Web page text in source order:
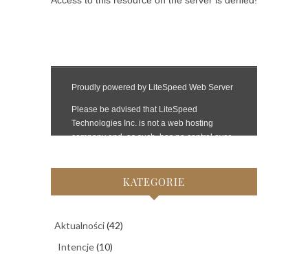
KATEGORIE
Aktualności(42)
Intencje(10)